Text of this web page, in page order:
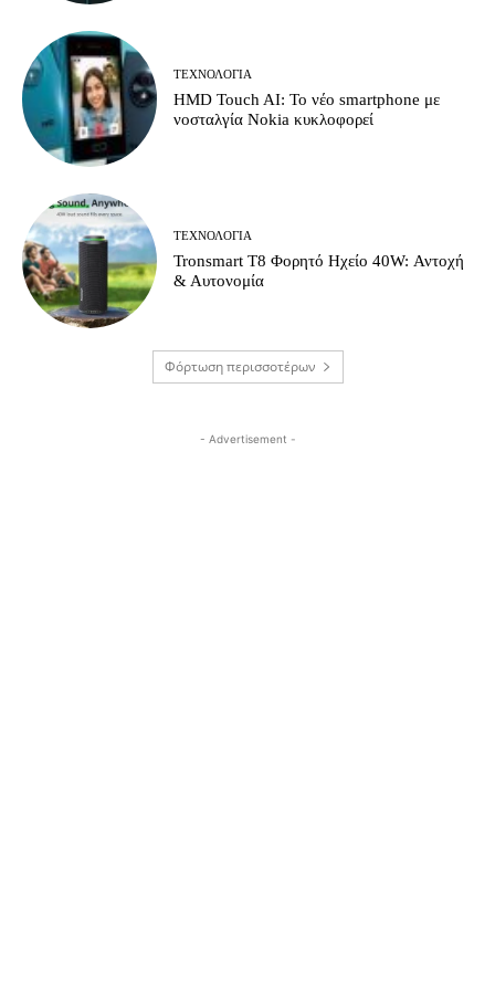
ΤΕΧΝΟΛΟΓΊΑ
HMD Touch AI: Το νέο smartphone με
νοσταλγία Nokia κυκλοφορεί
ΤΕΧΝΟΛΟΓΊΑ
Tronsmart T8 Φορητό Ηχείο 40W: Αντοχή
& Αυτονομία
Φόρτωση περισσοτέρων
- Advertisement -